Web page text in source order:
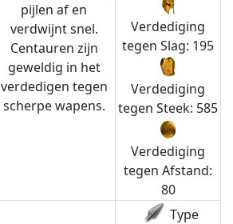
pijlen af en
verdwijnt snel.
Centauren zijn
geweldig in het
verdedigen tegen
scherpe wapens.
Verdediging
tegen Slag: 195
Verdediging
tegen Steek: 585
Verdediging
tegen Afstand:
80
Type